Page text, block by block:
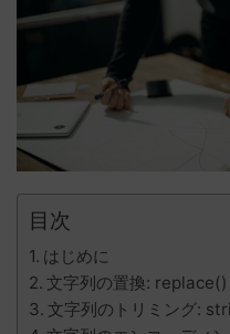
目次
はじめに
文字列の置換: replace()
文字列のトリミング: